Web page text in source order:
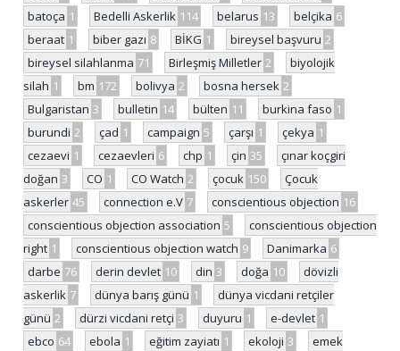
batoça 1 Bedelli Askerlik 114 belarus 13 belçika 6
beraat 1 biber gazı 8 BİKG 1 bireysel başvuru 2
bireysel silahlanma 71 Birleşmiş Milletler 2
biyolojik
silah 1 bm 172 bolivya 2 bosna hersek 2
Bulgaristan 3 bulletin 14 bülten 11 burkina faso 1
burundi 2 çad 1 campaign 5 çarşı 1 çekya 1
cezaevi 1 cezaevleri 6 chp 1 çin 35
çınar koçgiri
doğan 3 CO 1 CO Watch 2 çocuk 150
Çocuk
askerler 45 connection e.V 7 conscientious objection 16
conscientious objection association 5
conscientious objection
right 1 conscientious objection watch 9 Danimarka 6
darbe 76 derin devlet 10 din 3 doğa 10
dövizli
askerlik 7 dünya barış günü 1
dünya vicdani retçiler
günü 2 dürzi vicdani retçi 3 duyuru 1 e-devlet 1
ebco 64 ebola 1 eğitim zayiatı 1 ekoloji 3
emek